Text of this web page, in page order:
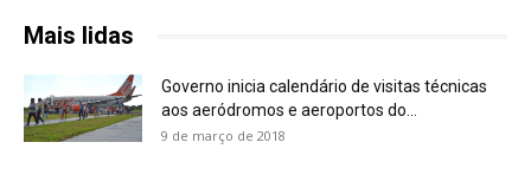
Mais lidas
Governo inicia calendário de visitas técnicas
aos aeródromos e aeroportos do...
9 de março de 2018